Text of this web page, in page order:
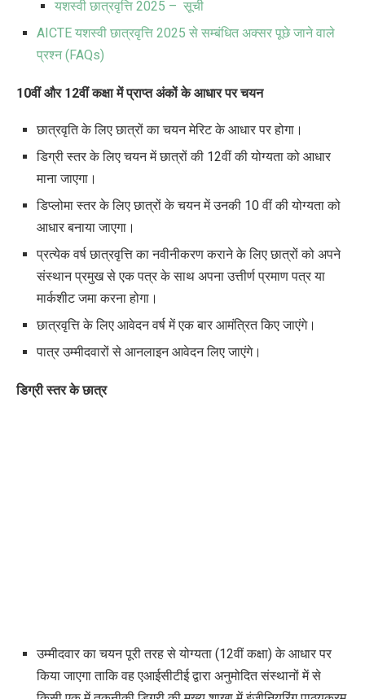
यशस्वी छात्रवृत्ति 2025 – सूची
AICTE यशस्वी छात्रवृत्ति 2025 से सम्बंधित अक्सर पूछे जाने वाले
प्रश्न (FAQs)
10वीं और 12वीं कक्षा में प्राप्त अंकों के आधार पर चयन
छात्रवृति के लिए छात्रों का चयन मेरिट के आधार पर होगा।
डिग्री स्तर के लिए चयन में छात्रों की 12वीं की योग्यता को आधार
माना जाएगा।
डिप्लोमा स्तर के लिए छात्रों के चयन में उनकी 10 वीं की योग्यता को
आधार बनाया जाएगा।
प्रत्येक वर्ष छात्रवृत्ति का नवीनीकरण कराने के लिए छात्रों को अपने
संस्थान प्रमुख से एक पत्र के साथ अपना उत्तीर्ण प्रमाण पत्र या
मार्कशीट जमा करना होगा।
छात्रवृत्ति के लिए आवेदन वर्ष में एक बार आमंत्रित किए जाएंगे।
पात्र उम्मीदवारों से आनलाइन आवेदन लिए जाएंगे।
डिग्री स्तर के छात्र
उम्मीदवार का चयन पूरी तरह से योग्यता (12वीं कक्षा) के आधार पर
किया जाएगा ताकि वह एआईसीटीई द्वारा अनुमोदित संस्थानों में से